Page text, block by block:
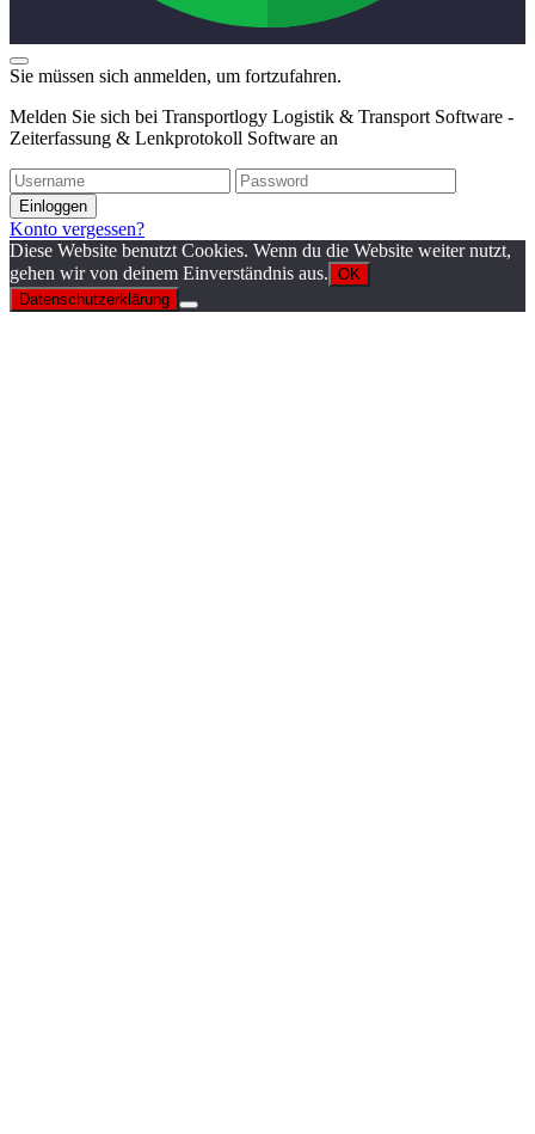
Sie müssen sich anmelden, um fortzufahren.
Melden Sie sich bei Transportlogy Logistik & Transport Software -
Zeiterfassung & Lenkprotokoll Software an
Einloggen
Konto vergessen?
Diese Website benutzt Cookies. Wenn du die Website weiter nutzt,
gehen wir von deinem Einverständnis aus. OK
Datenschutzerklärung